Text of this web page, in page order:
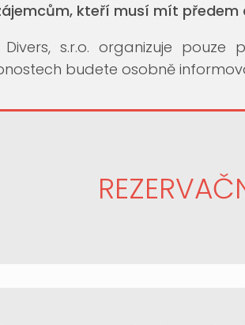
kteří musí mít předem
s.r.o. organizuje
budete osobně